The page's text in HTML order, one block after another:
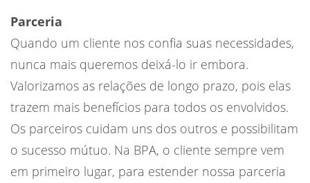
Parceria
Quando um cliente nos confia suas necessidades,
nunca mais queremos deixá-lo ir embora.
Valorizamos as relações de longo prazo, pois elas
trazem mais benefícios para todos os envolvidos.
Os parceiros cuidam uns dos outros e possibilitam
o sucesso mútuo. Na BPA, o cliente sempre vem
em primeiro lugar, para estender nossa parceria